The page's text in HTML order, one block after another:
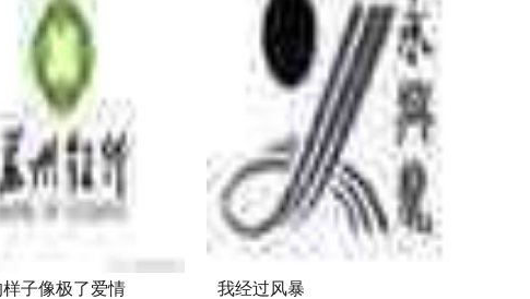
子像极了爱情 我经过风暴